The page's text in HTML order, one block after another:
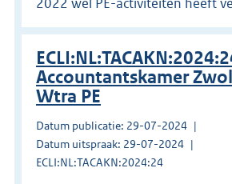
Accountantskamer
Wtra PE
Datum publicatie: 29-07-2024
Datum uitspraak: 29-07-2024
ECLI:NL:TACAKN:2024:24